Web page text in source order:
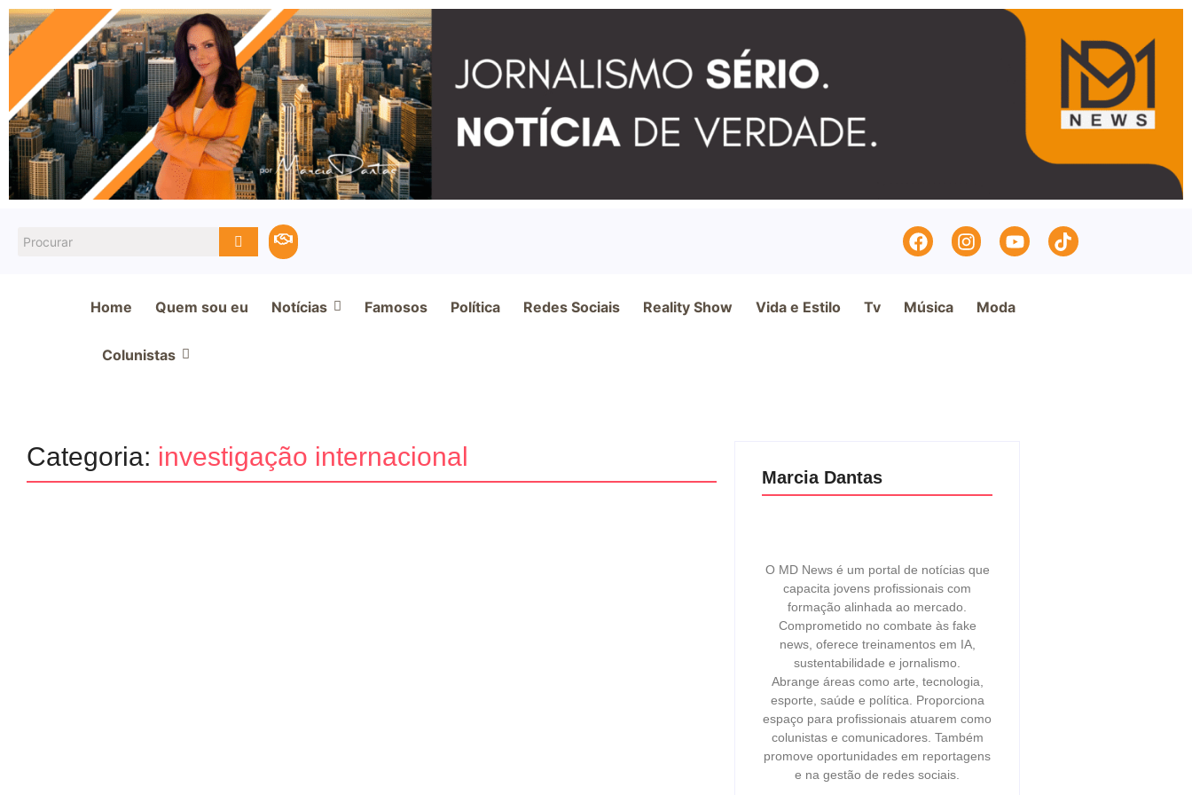
Home Quem sou eu Notícias Famosos Política Redes Sociais Reality Show Vida e Estilo Tv Música Moda
Colunistas
Categoria: investigação internacional
Marcia Dantas
O MD News é um portal de notícias que
capacita jovens profissionais com
formação alinhada ao mercado.
Comprometido no combate às fake
news, oferece treinamentos em IA,
sustentabilidade e jornalismo.
Abrange áreas como arte, tecnologia,
esporte, saúde e política. Proporciona
espaço para profissionais atuarem como
colunistas e comunicadores. Também
promove oportunidades em reportagens
e na gestão de redes sociais.